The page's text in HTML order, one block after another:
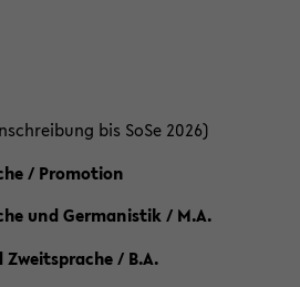
bis SoSe 2026)
/ Promotion
und Germanistik / M.A.
/ B.A.